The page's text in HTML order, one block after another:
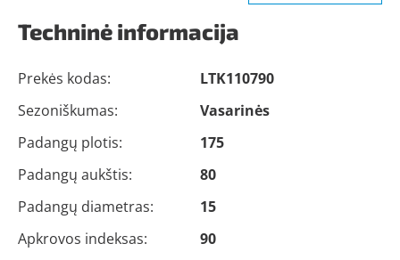
Techninė informacija
Prekės kodas:
LTK110790
Sezoniškumas:
Vasarinės
Padangų plotis:
175
Padangų aukštis:
80
Padangų diametras:
15
Apkrovos indeksas:
90